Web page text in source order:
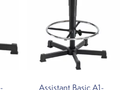
Assistant Basic A1-